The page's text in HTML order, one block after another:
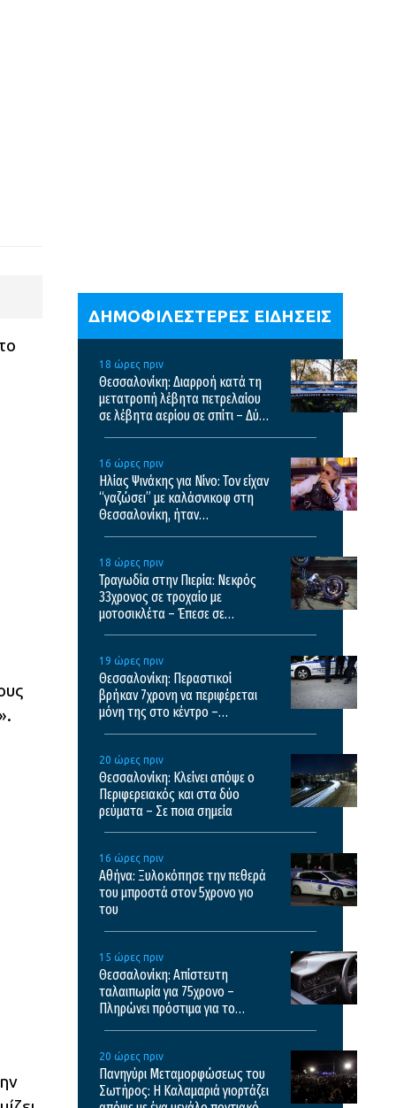
ΔΗΜΟΦΙΛΕΣΤΕΡΕΣ ΕΙΔΗΣΕΙΣ
18 ώρες πριν
Θεσσαλονίκη: Διαρροή κατά τη
μετατροπή λέβητα πετρελαίου
σε λέβητα αερίου σε σπίτι – Δύο
16 ώρες πριν
Ηλίας Ψινάκης για Νίνο: Τον είχαν
“γαζώσει” με καλάσνικοφ στη
Θεσσαλονίκη, ήταν
18 ώρες πριν
Τραγωδία στην Πιερία: Νεκρός
33χρονος σε τροχαίο με
μοτοσικλέτα – Έπεσε σε
19 ώρες πριν
Θεσσαλονίκη: Περαστικοί
βρήκαν 7χρονη να περιφέρεται
μόνη της στο κέντρο –
20 ώρες πριν
Θεσσαλονίκη: Κλείνει απόψε ο
Περιφερειακός και στα δύο
ρεύματα – Σε ποια σημεία
16 ώρες πριν
Αθήνα: Ξυλοκόπησε την πεθερά
του μπροστά στον 5χρονο γιο
του
15 ώρες πριν
Θεσσαλονίκη: Απίστευτη
ταλαιπωρία για 75χρονο –
Πληρώνει πρόστιμα για το
20 ώρες πριν
Πανηγύρι Μεταμορφώσεως του
Σωτήρος: Η Καλαμαριά γιορτάζει